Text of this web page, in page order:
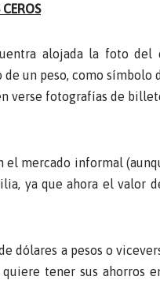
alojada la foto del
un peso, como símbolo
verse fotografías de
el mercado informal
ya que ahora el valor
dólares a pesos o
tener sus ahorros